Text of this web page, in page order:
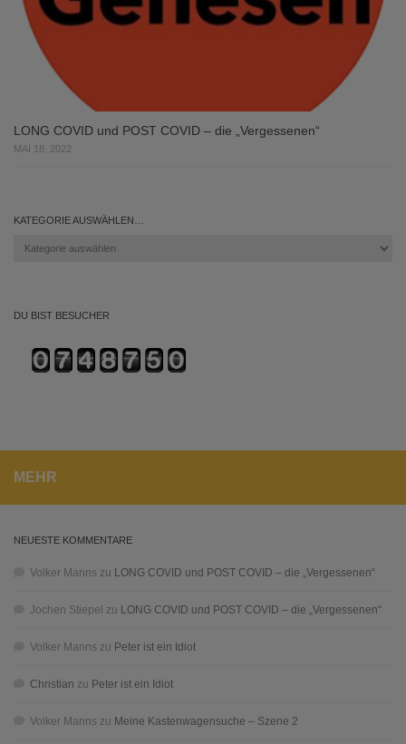
LONG COVID und POST COVID – die „Vergessenen“
MAI 18, 2022
KATEGORIE AUSWÄHLEN…
DU BIST BESUCHER
MEHR
NEUESTE KOMMENTARE
Volker Manns zu LONG COVID und POST COVID – die „Vergessenen“
Jochen Stiepel zu LONG COVID und POST COVID – die „Vergessenen“
Volker Manns zu Peter ist ein Idiot
Christian zu Peter ist ein Idiot
Volker Manns zu Meine Kastenwagensuche – Szene 2